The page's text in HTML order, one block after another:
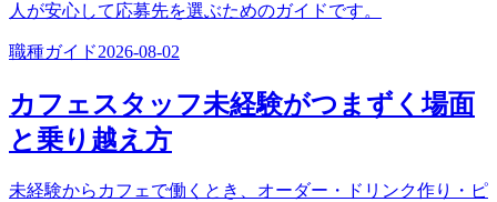
人が安心して応募先を選ぶためのガイドです。
職種ガイド2026-08-02
カフェスタッフ未経験がつまずく場面
と乗り越え方
未経験からカフェで働くとき、オーダー・ドリンク作り・ピ